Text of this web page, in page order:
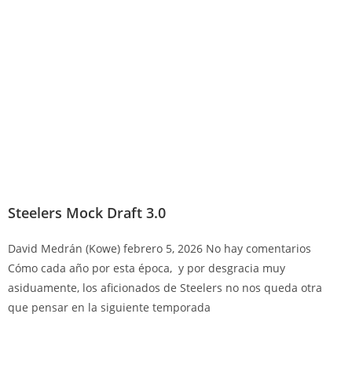
Steelers Mock Draft 3.0
David Medrán (Kowe) febrero 5, 2026 No hay comentarios
Cómo cada año por esta época, y por desgracia muy
asiduamente, los aficionados de Steelers no nos queda otra
que pensar en la siguiente temporada